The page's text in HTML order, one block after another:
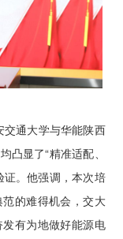
通大学与华能陕西
显了“精准适配、
证。他强调，本次培
的难得机会，交大
有为地做好能源电